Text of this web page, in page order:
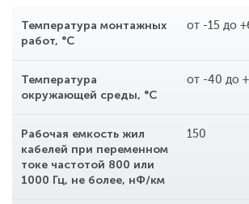
Температура монтажных
работ, °С
от -15 до
Температура
окружающей среды, °С
от -40 до
Рабочая емкость жил
кабелей при переменном
токе частотой 800 или
1000 Гц, не более, нФ/км
150